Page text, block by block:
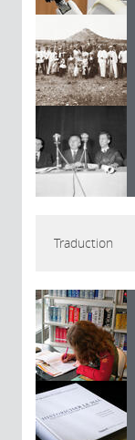
Traduction